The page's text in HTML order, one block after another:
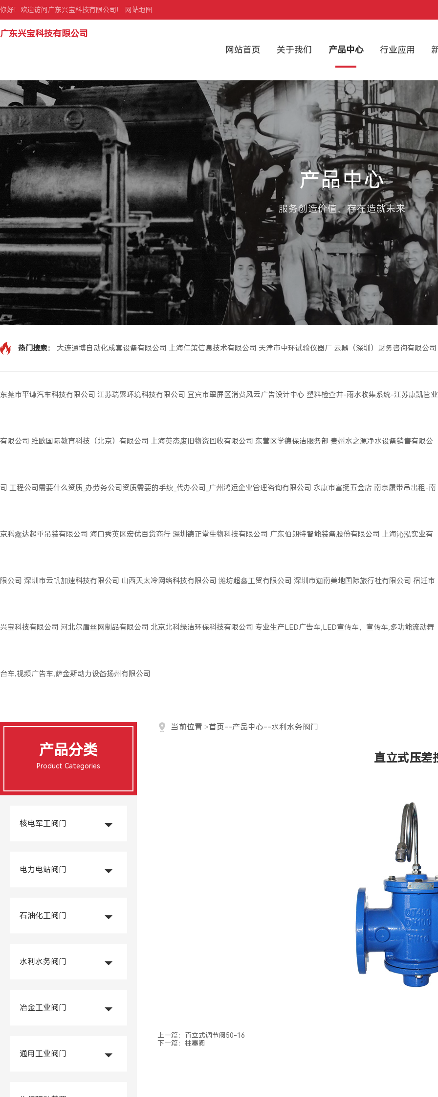
你好！欢迎访问广东兴宝科技有限公司！ 网站地图
广东兴宝科技有限公司
网站首页
关于我们 产品中心 行业应用
产品中心
服务创造价值、存在造就未来
热门搜索： 大连通博自动化成套设备有限公司 上海仁策信息技术有限公司 天津市中环试验仪器厂 云鼎（深圳）财务咨询有限公司
东莞市平谦汽车科技有限公司 江苏瑞聚环境科技有限公司 宜宾市翠屏区消费风云广告设计中心 塑料检查井-雨水收集系统-江苏康凯管业
有限公司 维欧国际教育科技（北京）有限公司 上海英杰废旧物资回收有限公司 东营区学德保洁服务部 贵州水之源净水设备销售有限公
司 工程公司需要什么资质_办劳务公司资质需要的手续_代办公司_广州鸿运企业管理咨询有限公司 永康市富挺五金店 南京履带吊出租-南
京腾鑫达起重吊装有限公司 海口秀英区宏优百货商行 深圳德正堂生物科技有限公司 广东伯朗特智能装备股份有限公司 上海沁泓实业有
限公司 深圳市云帆加速科技有限公司 山西天太冷网络科技有限公司 潍坊超鑫工贸有限公司 深圳市迦南美地国际旅行社有限公司 宿迁市
兴宝科技有限公司 河北尔盾丝网制品有限公司 北京北科绿洁环保科技有限公司 专业生产LED广告车,LED宣传车，宣传车,多功能流动舞
台车,视频广告车,萨金斯动力设备扬州有限公司
产品分类
Product Categories
核电军工阀门
电力电站阀门
石油化工阀门
水利水务阀门
冶金工业阀门
通用工业阀门
当前位置 >首页--产品中心--水利水务阀门
直立式压差
上一篇： 直立式调节阀50-16
下一篇： 柱塞阀